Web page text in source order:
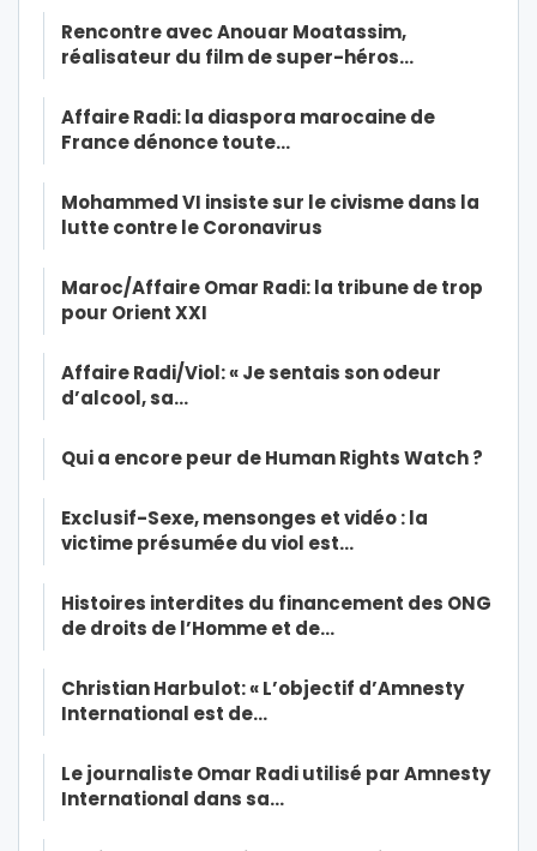
Rencontre avec Anouar Moatassim,
réalisateur du film de super-héros…
Affaire Radi: la diaspora marocaine de
France dénonce toute…
Mohammed VI insiste sur le civisme dans la
lutte contre le Coronavirus
Maroc/Affaire Omar Radi: la tribune de trop
pour Orient XXI
Affaire Radi/Viol: « Je sentais son odeur
d’alcool, sa…
Qui a encore peur de Human Rights Watch ?
Exclusif-Sexe, mensonges et vidéo : la
victime présumée du viol est…
Histoires interdites du financement des ONG
de droits de l’Homme et de…
Christian Harbulot: « L’objectif d’Amnesty
International est de…
Le journaliste Omar Radi utilisé par Amnesty
International dans sa…